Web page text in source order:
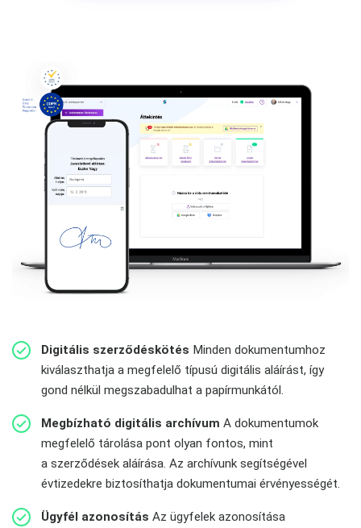
Digitális szerződéskötés Minden dokumentumhoz
kiválaszthatja a megfelelő típusú digitális aláírást, így
gond nélkül megszabadulhat a papírmunkától.
Megbízható digitális archívum A dokumentumok
megfelelő tárolása pont olyan fontos, mint
a szerződések aláírása. Az archívunk segítségével
évtizedekre biztosíthatja dokumentumai érvényességét.
Ügyfél azonosítás Az ügyfelek azonosítása